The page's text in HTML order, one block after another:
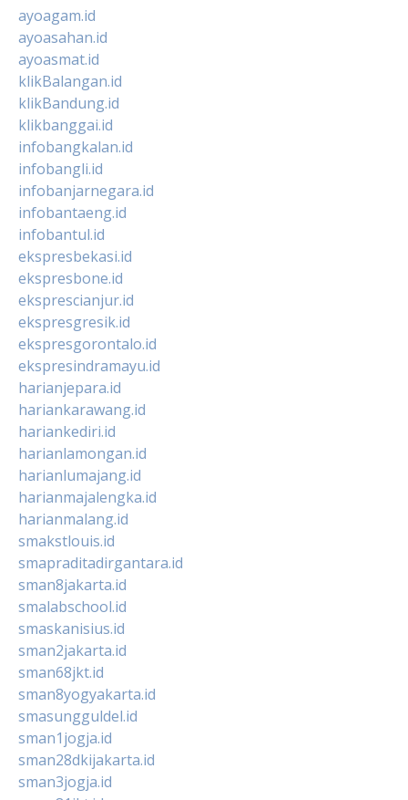
ayoagam.id
ayoasahan.id
ayoasmat.id
klikBalangan.id
klikBandung.id
klikbanggai.id
infobangkalan.id
infobangli.id
infobanjarnegara.id
infobantaeng.id
infobantul.id
ekspresbekasi.id
ekspresbone.id
eksprescianjur.id
ekspresgresik.id
ekspresgorontalo.id
ekspresindramayu.id
harianjepara.id
hariankarawang.id
hariankediri.id
harianlamongan.id
harianlumajang.id
harianmajalengka.id
harianmalang.id
smakstlouis.id
smapraditadirgantara.id
sman8jakarta.id
smalabschool.id
smaskanisius.id
sman2jakarta.id
sman68jkt.id
sman8yogyakarta.id
smasungguldel.id
sman1jogja.id
sman28dkijakarta.id
sman3jogja.id